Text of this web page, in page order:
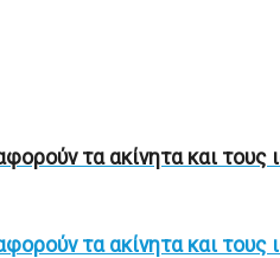
τα ακίνητα και τους
τα ακίνητα και τους